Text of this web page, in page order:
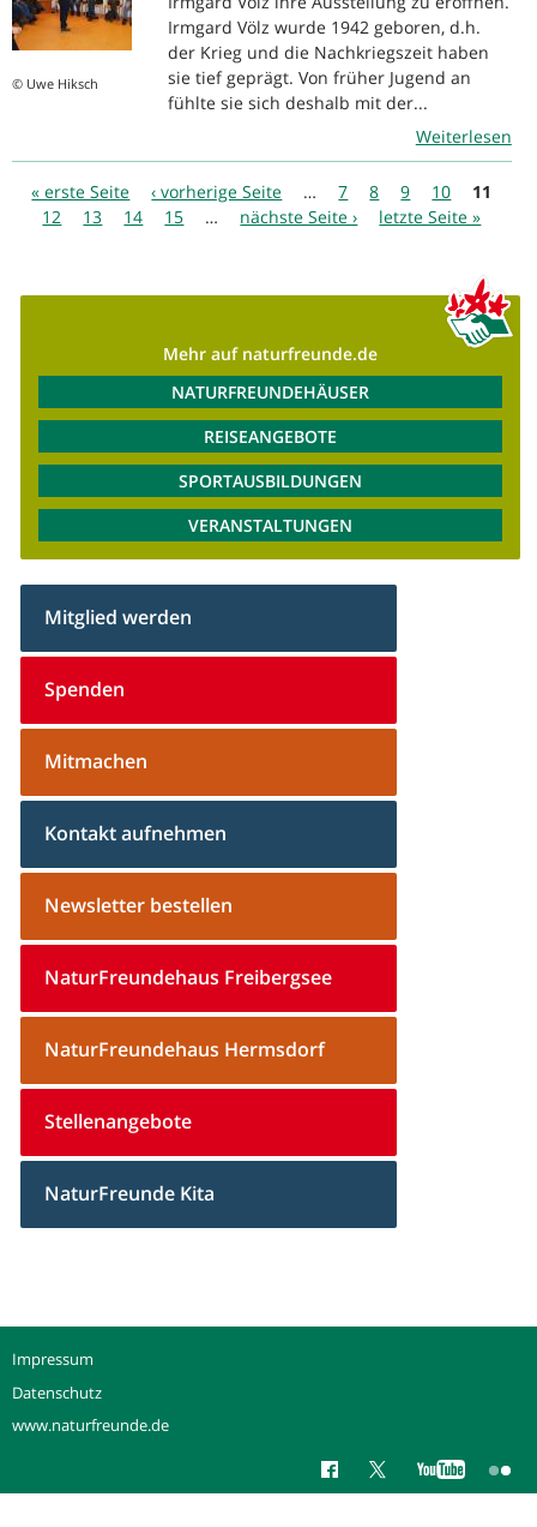
© Uwe Hiksch
Irmgard Völz wurde 1942 geboren, d.h.
der Krieg und die Nachkriegszeit haben
sie tief geprägt. Von früher Jugend an
fühlte sie sich deshalb mit der...
Weiterlesen
Seiten
« erste Seite ‹ vorherige Seite … 7 8 9 10
11
12
13 14 15 … nächste Seite › letzte Seite »
Mehr auf naturfreunde.de
NATURFREUNDEHÄUSER
REISEANGEBOTE
SPORTAUSBILDUNGEN
VERANSTALTUNGEN
Mitglied werden
Spenden
Mitmachen
Kontakt aufnehmen
Newsletter bestellen
NaturFreundehaus Freibergsee
NaturFreundehaus Hermsdorf
Stellenangebote
NaturFreunde Kita
Impressum
Datenschutz
www.naturfreunde.de